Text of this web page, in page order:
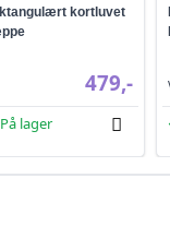
kortluvet
479,-
På lager